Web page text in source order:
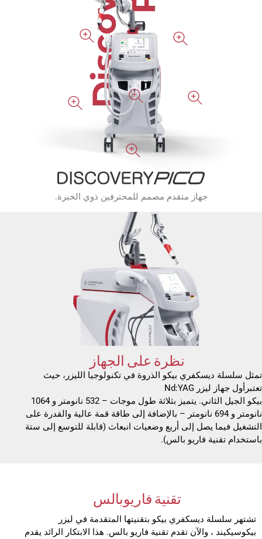
جهاز متقدم مصمم للمحترفين ذوي الخبرة.
نظرة على الجهاز
تمثل سلسلة ديسكفري بيكو الذروة في تكنولوجيا الليزر، حيث
تعتبرأول جهاز ليزر Nd:YAG
بيكو الجيل الثاني. يتميز بثلاثة طول موجات – 532 نانومتر و 1064
نانومتر و 694 نانومتر – بالإضافة إلى طاقة قمة عالية والقدرة على
التشغيل فيما يصل إلى أربع وضعيات انبعاث (قابلة للتوسع إلى ستة
باستخدام تقنية فاريو بالس).
تقنية فاريوبالس
تشتهر سلسلة ديسكفري بيكو بتقنيتها المتقدمة في ليزر
بيكوسيكيند ، والآن تقدم تقنية فاريو بالس. هذا الابتكار الرائد يقدم